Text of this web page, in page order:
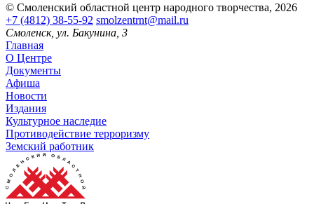
© Смоленский областной центр народного творчества, 2026
+7 (4812) 38-55-92 smolzentrnt@mail.ru
Смоленск, ул. Бакунина, 3
Главная
О Центре
Документы
Афиша
Новости
Издания
Культурное наследие
Противодействие терроризму
Земский работник